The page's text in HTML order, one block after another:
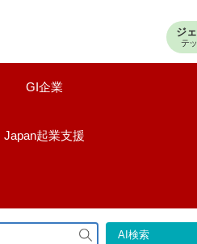
ジ
テ
GI企業
Japan起業支援
検
索
AI検索